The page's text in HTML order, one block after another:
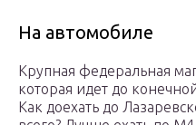
На автомобиле
Крупная федеральная
которая идет до
Как доехать до